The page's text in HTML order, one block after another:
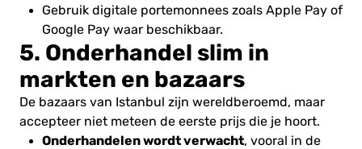
Gebruik digitale portemonnees zoals Apple Pay of
Google Pay waar beschikbaar.
5. Onderhandel slim in
markten en bazaars
De bazaars van Istanbul zijn wereldberoemd, maar
accepteer niet meteen de eerste prijs die je hoort.
Onderhandelen wordt verwacht, vooral in de